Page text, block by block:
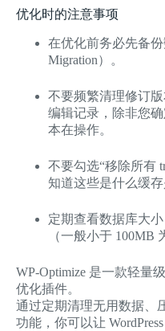
优化时的注意事项
在优化前务必先备
Migration）。
不要频繁清理修订
编辑记录，除非您
本在操作。
不要勾选“移除所有
知道这些是什么缓存
定期查看数据库大
（一般小于 100MB
WP-Optimize 是一款轻量
优化插件。
通过定期清理无用数据、
功能，你可以让